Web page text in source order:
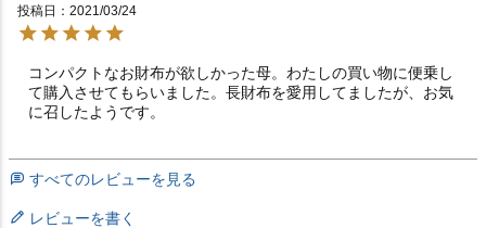
投稿日
2021/03/24
コンパクトなお財布が欲しかった母。わたしの買い物に便乗し
て購入させてもらいました。長財布を愛用してましたが、お気
に召したようです。
すべてのレビューを見る
レビューを書く